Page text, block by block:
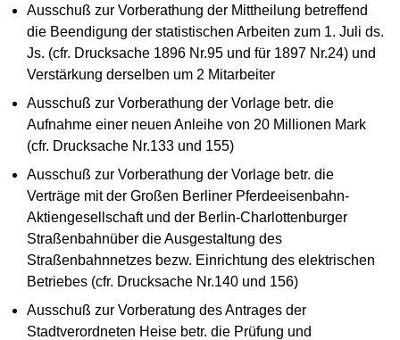
Ausschuß zur Vorberathung der Mittheilung betreffend
die Beendigung der statistischen Arbeiten zum 1. Juli ds.
Js. (cfr. Drucksache 1896 Nr.95 und für 1897 Nr.24) und
Verstärkung derselben um 2 Mitarbeiter
Ausschuß zur Vorberathung der Vorlage betr. die
Aufnahme einer neuen Anleihe von 20 Millionen Mark
(cfr. Drucksache Nr.133 und 155)
Ausschuß zur Vorberathung der Vorlage betr. die
Verträge mit der Großen Berliner Pferdeeisenbahn-
Aktiengesellschaft und der Berlin-Charlottenburger
Straßenbahnüber die Ausgestaltung des
Straßenbahnnetzes bezw. Einrichtung des elektrischen
Betriebes (cfr. Drucksache Nr.140 und 156)
Ausschuß zur Vorberatung des Antrages der
Stadtverordneten Heise betr. die Prüfung und